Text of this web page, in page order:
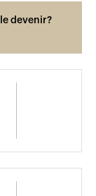
devenir?